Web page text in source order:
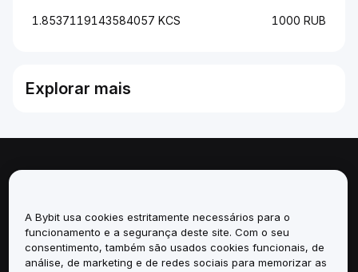
1.8537119143584057 KCS 1000 RUB
Explorar mais
Sobre
Serviços
Suporte
A Bybit usa cookies estritamente necessários para o
funcionamento e a segurança deste site. Com o seu
consentimento, também são usados cookies funcionais, de
análise, de marketing e de redes sociais para memorizar as